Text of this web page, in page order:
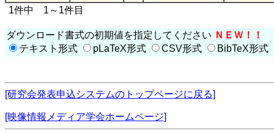
1件中 1～1件目
ダウンロード書式の初期値を指定してください ＮＥＷ！！
テキスト形式
pLaTeX形式 CSV形式 BibTeX形式
[研究会発表申込システムのトップページに戻る]
[映像情報メディア学会ホームページ]